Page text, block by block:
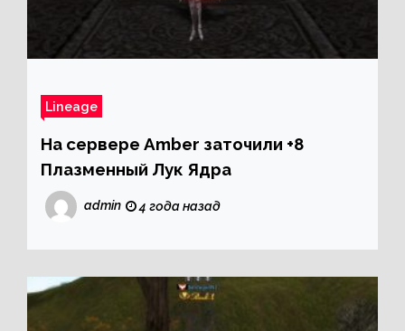
Lineage
На сервере Amber заточили +8
Плазменный Лук Ядра
admin 4 года назад